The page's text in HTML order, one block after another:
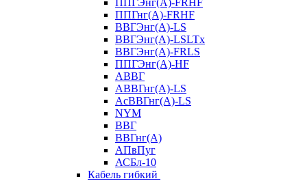
ППГЭнг(А)-FRHF
ППГнг(А)-FRHF
ВВГЭнг(А)-LS
ВВГЭнг(А)-LSLTx
ВВГЭнг(А)-FRLS
ППГЭнг(А)-HF
АВВГ
АВВГнг(А)-LS
АсВВГнг(А)-LS
NYM
ВВГ
ВВГнг(А)
АПвПуг
АСБл-10
Кабель гибкий